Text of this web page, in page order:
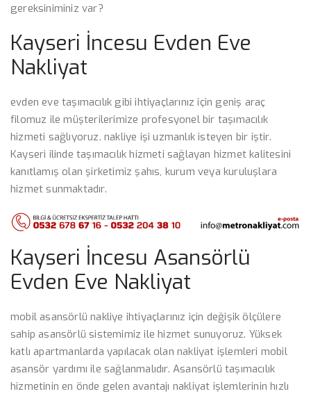
gereksiniminiz var?
Kayseri İncesu Evden Eve
Nakliyat
evden eve taşımacılık gibi ihtiyaçlarınız için geniş araç
filomuz ile müşterilerimize profesyonel bir taşımacılık
hizmeti sağlıyoruz. nakliye işi uzmanlık isteyen bir iştir.
Kayseri ilinde taşımacılık hizmeti sağlayan hizmet kalitesini
kanıtlamış olan şirketimiz şahıs, kurum veya kuruluşlara
hizmet sunmaktadır.
Kayseri İncesu Asansörlü
Evden Eve Nakliyat
mobil asansörlü nakliye ihtiyaçlarınız için değişik ölçülere
sahip asansörlü sistemimiz ile hizmet sunuyoruz. Yüksek
katlı apartmanlarda yapılacak olan nakliyat işlemleri mobil
asansör yardımı ile sağlanmalıdır. Asansörlü taşımacılık
hizmetinin en önde gelen avantajı nakliyat işlemlerinin hızlı